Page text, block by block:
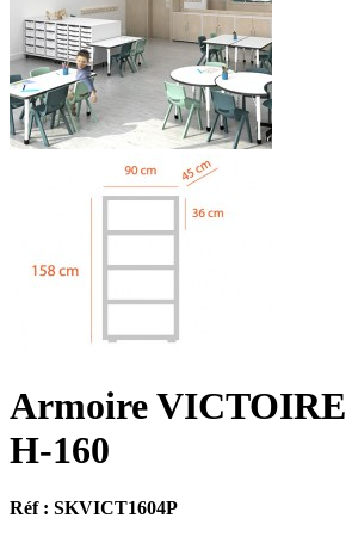
Armoire VICTOIRE
H-160
Réf : SKVICT1604P